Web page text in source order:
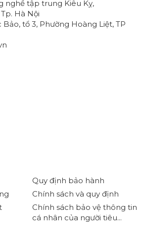
nghề tập trung Kiêu Kỵ,
Hà Nội
tổ 3, Phường Hoàng Liệt, TP
Quy định bảo hành
Chính sách và quy định
Chính sách bảo vệ thông tin
cá nhân của người tiêu...